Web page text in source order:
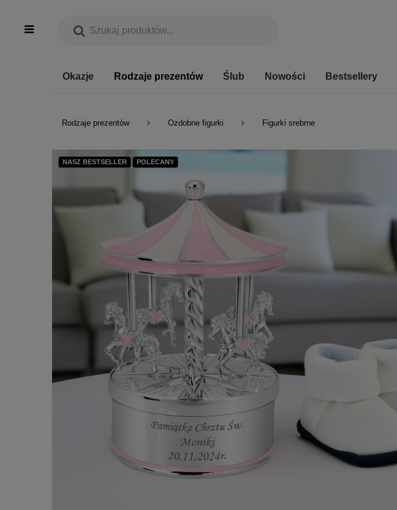
Okazje Rodzaje prezentów Ślub Nowości Bestsellery
Rodzaje prezentów Ozdobne figurki Figurki srebrne
NASZ BESTSELLER POLECANY